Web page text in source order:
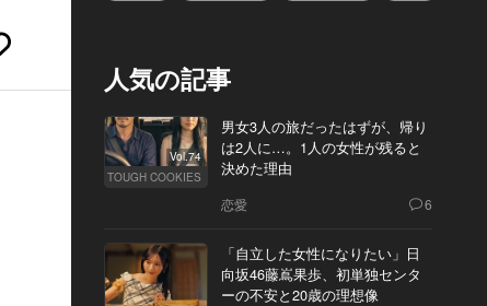
人気の記事
Vol.74
TOUGH COOKIES
男女3人の旅だったはずが、帰り
は2人に…。1人の女性が残ると
決めた理由
恋愛 6
「自立した女性になりたい」日
向坂46藤嶌果歩、初単独センタ
ーの不安と20歳の理想像